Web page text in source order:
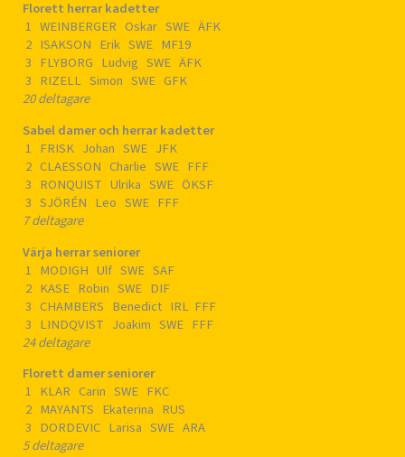
Florett herrar kadetter
1 WEINBERGER Oskar SWE ÄFK
2 ISAKSON Erik SWE MF19
3 FLYBORG Ludvig SWE ÄFK
3 RIZELL Simon SWE GFK
20 deltagare
Sabel damer och herrar kadetter
1 FRISK Johan SWE JFK
2 CLAESSON Charlie SWE FFF
3 RONQUIST Ulrika SWE ÖKSF
3 SJÖRÉN Leo SWE FFF
7 deltagare
Värja herrar seniorer
1 MODIGH Ulf SWE SAF
2 KASE Robin SWE DIF
3 CHAMBERS Benedict IRL FFF
3 LINDQVIST Joakim SWE FFF
24 deltagare
Florett damer seniorer
1 KLAR Carin SWE FKC
2 MAYANTS Ekaterina RUS
3 DORDEVIC Larisa SWE ARA
5 deltagare